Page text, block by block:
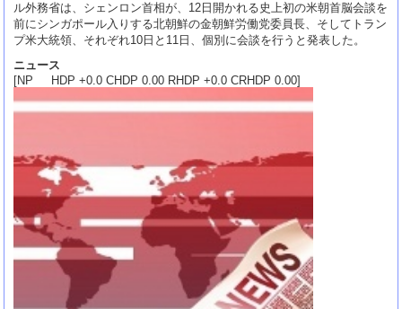
ル外務省は、シェンロン首相が、12日開かれる史上初の米朝首脳会談を
前にシンガポール入りする北朝鮮の金朝鮮労働党委員長、そしてトラン
プ米大統領、それぞれ10日と11日、個別に会談を行うと発表した。
ニュース
[NP HDP +0.0 CHDP 0.00 RHDP +0.0 CRHDP 0.00]